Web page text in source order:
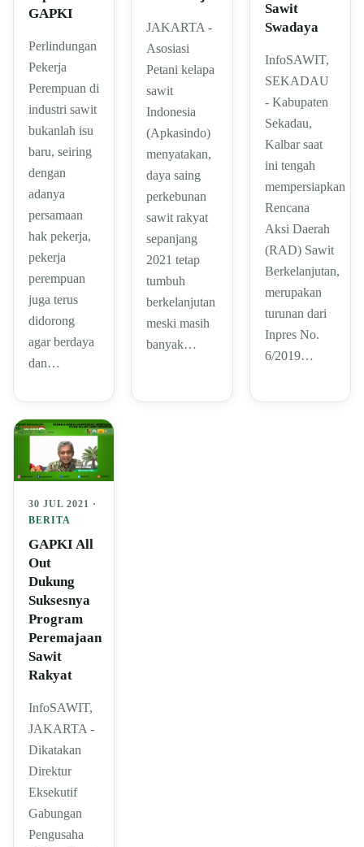
GAPKI
Perlindungan
Pekerja
Perempuan di
industri sawit
bukanlah isu
baru, seiring
dengan
adanya
persamaan
hak pekerja,
pekerja
perempuan
juga terus
didorong
agar berdaya
dan…
JAKARTA -
Asosiasi
Petani kelapa
sawit
Indonesia
(Apkasindo)
menyatakan,
daya saing
perkebunan
sawit rakyat
sepanjang
2021 tetap
tumbuh
berkelanjutan
meski masih
banyak…
Sawit
Swadaya
InfoSAWIT,
SEKADAU
- Kabupaten
Sekadau,
Kalbar saat
ini tengah
mempersiapkan
Rencana
Aksi Daerah
(RAD) Sawit
Berkelanjutan,
merupakan
turunan dari
Inpres No.
6/2019…
30 JUL 2021 ·
BERITA
GAPKI All
Out
Dukung
Suksesnya
Program
Peremajaan
Sawit
Rakyat
InfoSAWIT,
JAKARTA -
Dikatakan
Direktur
Eksekutif
Gabungan
Pengusaha